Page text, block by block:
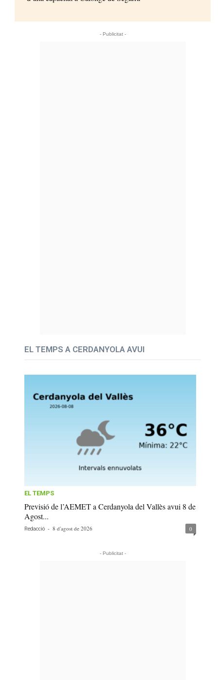
- Publicitat -
EL TEMPS A CERDANYOLA AVUI
EL TEMPS
Previsió de l’AEMET a Cerdanyola del Vallès avui 8 de
Agost...
Redacció - 8 d'agost de 2026 0
- Publicitat -